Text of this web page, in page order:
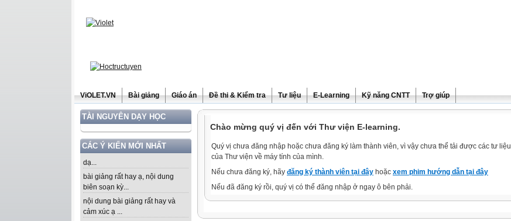
ViOLET.VN Bài giảng Giáo án Đề thi & Kiểm tra Tư liệu E-Learning Kỹ năng CNTT Trợ giúp
TÀI NGUYÊN DẠY HỌC
CÁC Ý KIẾN MỚI NHẤT
dạ...
bài giảng rất hay ạ, nội dung
biên soạn kỳ...
nội dung bài giảng rất hay và
cảm xúc ạ ...
Chào mừng quý vị đến với Thư viện E-learning.
Quý vị chưa đăng nhập hoặc chưa đăng ký làm thành viên, vì vậy chưa thể tải được các tư liệu
của Thư viện về máy tính của mình.
Nếu chưa đăng ký, hãy đăng ký thành viên tại đây hoặc xem phim hướng dẫn tại đây
Nếu đã đăng ký rồi, quý vị có thể đăng nhập ở ngay ô bên phải.